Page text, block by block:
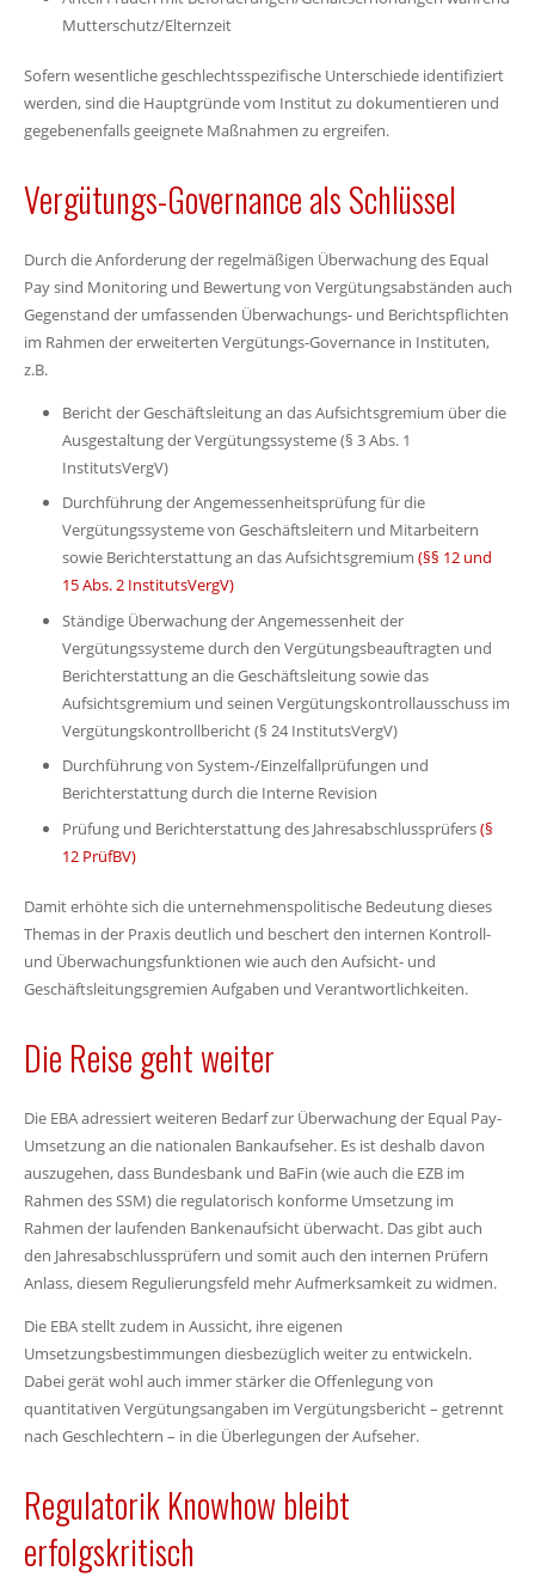
Mutterschutz/Elternzeit
Sofern wesentliche geschlechtsspezifische Unterschiede identifiziert
werden, sind die Hauptgründe vom Institut zu dokumentieren und
gegebenenfalls geeignete Maßnahmen zu ergreifen.
Vergütungs-Governance als Schlüssel
Durch die Anforderung der regelmäßigen Überwachung des Equal
Pay sind Monitoring und Bewertung von Vergütungsabständen auch
Gegenstand der umfassenden Überwachungs- und Berichtspflichten
im Rahmen der erweiterten Vergütungs-Governance in Instituten,
z.B.
Bericht der Geschäftsleitung an das Aufsichtsgremium über die
Ausgestaltung der Vergütungssysteme (§ 3 Abs. 1
InstitutsVergV)
Durchführung der Angemessenheitsprüfung für die
Vergütungssysteme von Geschäftsleitern und Mitarbeitern
sowie Berichterstattung an das Aufsichtsgremium (§§ 12 und
15 Abs. 2 InstitutsVergV)
Ständige Überwachung der Angemessenheit der
Vergütungssysteme durch den Vergütungsbeauftragten und
Berichterstattung an die Geschäftsleitung sowie das
Aufsichtsgremium und seinen Vergütungskontrollausschuss im
Vergütungskontrollbericht (§ 24 InstitutsVergV)
Durchführung von System-/Einzelfallprüfungen und
Berichterstattung durch die Interne Revision
Prüfung und Berichterstattung des Jahresabschlussprüfers(§
12 PrüfBV)
Damit erhöhte sich die unternehmenspolitische Bedeutung dieses
Themas in der Praxis deutlich und beschert den internen Kontroll-
und Überwachungsfunktionen wie auch den Aufsicht- und
Geschäftsleitungsgremien Aufgaben und Verantwortlichkeiten.
Die Reise geht weiter
Die EBA adressiert weiteren Bedarf zur Überwachung der Equal Pay-
Umsetzung an die nationalen Bankaufseher. Es ist deshalb davon
auszugehen, dass Bundesbank und BaFin (wie auch die EZB im
Rahmen des SSM) die regulatorisch konforme Umsetzung im
Rahmen der laufenden Bankenaufsicht überwacht. Das gibt auch
den Jahresabschlussprüfern und somit auch den internen Prüfern
Anlass, diesem Regulierungsfeld mehr Aufmerksamkeit zu widmen.
Die EBA stellt zudem in Aussicht, ihre eigenen
Umsetzungsbestimmungen diesbezüglich weiter zu entwickeln.
Dabei gerät wohl auch immer stärker die Offenlegung von
quantitativen Vergütungsangaben im Vergütungsbericht – getrennt
nach Geschlechtern – in die Überlegungen der Aufseher.
Regulatorik Knowhow bleibt
erfolgskritisch